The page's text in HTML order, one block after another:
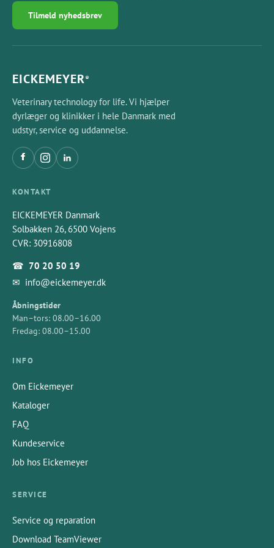
Tilmeld nyhedsbrev
EICKEMEYER®
Veterinary technology for life. Vi hjælper
dyrlæger og klinikker i hele Danmark med
udstyr, service og uddannelse.
KONTAKT
EICKEMEYER Danmark
Solbakken 26, 6500 Vojens
CVR: 30916808
☎ 70 20 50 19
✉ info@eickemeyer.dk
Åbningstider
Man–tors: 08.00–16.00
Fredag: 08.00–15.00
INFO
Om Eickemeyer
Kataloger
FAQ
Kundeservice
Job hos Eickemeyer
SERVICE
Service og reparation
Download TeamViewer